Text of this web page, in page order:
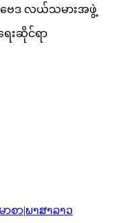
ေဒ လယ်သမားအဖွဲ့
ေးဆိုင်ရာ
ာစာ|ພາສາລາວ